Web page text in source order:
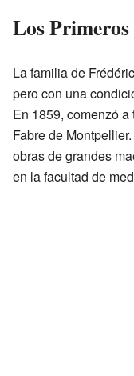
Los
La familia de
pero con una
En 1859, comenzó
Fabre de
obras de grandes
en la facultad de